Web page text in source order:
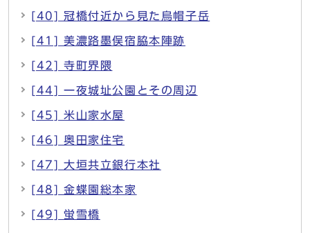
[40] 冠橋付近から見た烏帽子岳
[41] 美濃路墨俣宿脇本陣跡
[42] 寺町界隈
[44] 一夜城址公園とその周辺
[45] 米山家水屋
[46] 奥田家住宅
[47] 大垣共立銀行本社
[48] 金蝶園総本家
[49] 蛍雪橋